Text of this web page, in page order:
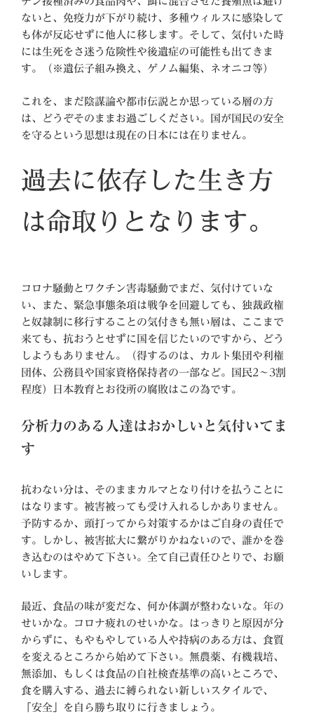
ないと、免疫力が下がり続け、多種ウィルスに感染して
も体が反応せずに他人に移します。そして、気付いた時
には生死をさ迷う危険性や後遺症の可能性も出てきま
す。（※遺伝子組み換え、ゲノム編集、ネオニコ等）
これを、まだ陰謀論や都市伝説とか思っている層の方
は、どうぞそのままお過ごしください。国が国民の安全
を守るという思想は現在の日本には在りません。
過去に依存した生き方
は命取りとなります。
コロナ騒動とワクチン害毒騒動でまだ、気付けていな
い、また、緊急事態条項は戦争を回避しても、独裁政権
と奴隷制に移行することの気付きも無い層は、ここまで
来ても、抗おうとせずに国を信じたいのですから、どう
しようもありません。（得するのは、カルト集団や利権
団体、公務員や国家資格保持者の一部など。国民2～3割
程度）日本教育とお役所の腐敗はこの為です。
分析力のある人達はおかしいと気付いてま
す
抗わない分は、そのままカルマとなり付けを払うことに
はなります。被害被っても受け入れるしかありません。
予防するか、頭打ってから対策するかはご自身の責任で
す。しかし、被害拡大に繋がりかねないので、誰かを巻
き込むのはやめて下さい。全て自己責任ひとりで、お願
いします。
最近、食品の味が変だな、何か体調が整わないな。年の
せいかな。コロナ疲れのせいかな。はっきりと原因が分
からずに、もやもやしている人や持病のある方は、食質
を変えるところから始めて下さい。無農薬、有機栽培、
無添加、もしくは食品の自社検査基準の高いところで、
食を購入する、過去に縛られない新しいスタイルで、
「安全」を自ら勝ち取りに行きましょう。